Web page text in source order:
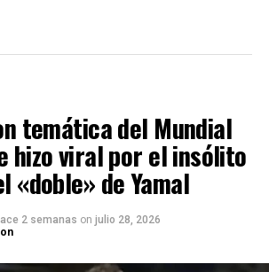
temática del Mundial
hizo viral por el insólito
«doble» de Yamal
2 semanas on julio 28, 2026